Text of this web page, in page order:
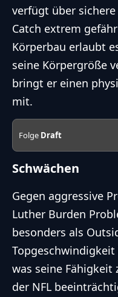
verfügt über
Catch extrem
Körperbau erlaubt
seine Körpergröße
bringt er einen
mit.
Folge Draft
Schwächen
Gegen aggressive
Luther Burden
besonders als
was seine
der NFL